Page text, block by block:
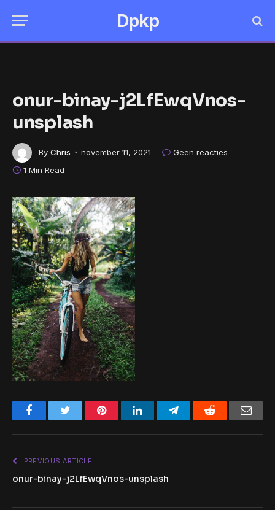
Dpkp
onur-binay-j2LfEwqVnos-
unsplash
By Chris november 11, 2021
Geen reacties
1 Min Read
FacebookTwitter PinterestLinkedInTelegramReddit
PREVIOUS ARTICLE
onur-binay-j2LfEwqVnos-unsplash